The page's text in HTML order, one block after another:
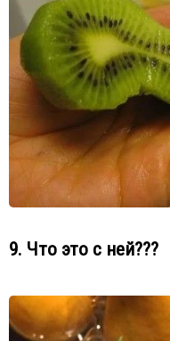
9. Что это с ней???